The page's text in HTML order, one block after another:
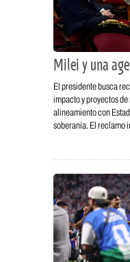
Milei y una
El presidente busca
impacto y proyectos
alineamiento con
soberanía. El reclamo